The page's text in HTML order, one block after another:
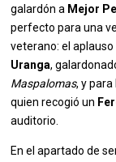
galardón a Mejor
perfecto para una
veterano: el
Uranga,
Maspalomas, y
quien recogió un
auditorio.
En el apartado de